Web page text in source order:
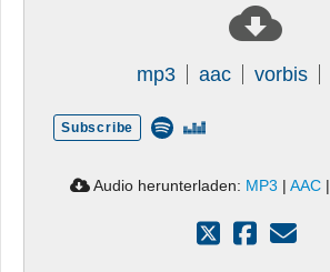
mp3 aac vorbis
Subscribe
Audio herunterladen: MP3 | AAC |